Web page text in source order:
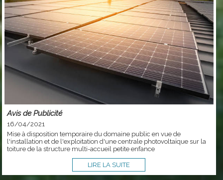
Avis de Publicité
16/04/2021
Mise à disposition temporaire du domaine public en vue de
l'installation et de l'exploitation d'une centrale photovoltaïque sur la
toiture de la structure multi-accueil petite enfance
LIRE LA SUITE